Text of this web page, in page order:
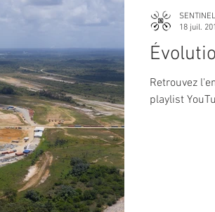
Retrouvez
playlist
SENTINEL
18 juil.